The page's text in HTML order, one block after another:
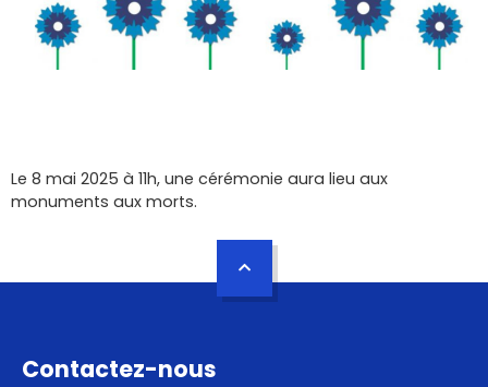
Le 8 mai 2025 à 11h, une cérémonie aura lieu aux
monuments aux morts.
Contactez-nous